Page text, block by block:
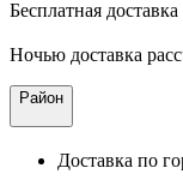
Бесплатная
Ночью доставка
Район
Доставка по